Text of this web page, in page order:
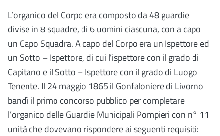
L’organico del Corpo era composto da 48 guardie
divise in 8 squadre, di 6 uomini ciascuna, con a capo
un Capo Squadra. A capo del Corpo era un Ispettore ed
un Sotto – Ispettore, di cui l’ispettore con il grado di
Capitano e il Sotto – Ispettore con il grado di Luogo
Tenente. Il 24 maggio 1865 il Gonfaloniere di Livorno
bandì il primo concorso pubblico per completare
l’organico delle Guardie Municipali Pompieri con n° 11
unità che dovevano rispondere ai seguenti requisiti: